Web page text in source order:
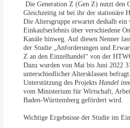
Die Generation Z (Gen Z) nutzt den
Gleichzeitig ist bei ihr der stationäre
Die Altersgruppe erwartet deshalb ein
Einkaufserlebnis über verschiedene
Kanäle hinweg. Auf diesen Nenner
der Studie „Anforderungen und
Z an den Einzelhandel“ von der
Dazu wurden von Mai bis Juni 2022
unterschiedlicher Altersklassen
Unterstützung des ProjektsHandel
vom Ministerium für Wirtschaft,
Baden-Württemberg gefördert wird.
Wichtige Ergebnisse der Studie im